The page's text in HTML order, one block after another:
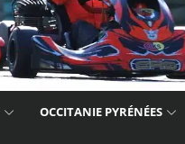
OCCITANIE PYRÉNÉES